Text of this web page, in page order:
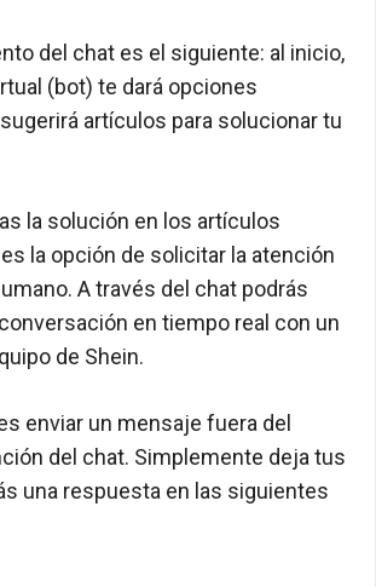
del chat es el siguiente: al inicio,
(bot) te dará opciones
artículos para solucionar tu
la solución en los artículos
la opción de solicitar la atención
A través del chat podrás
en tiempo real con un
de Shein.
enviar un mensaje fuera del
del chat. Simplemente deja tus
una respuesta en las siguientes